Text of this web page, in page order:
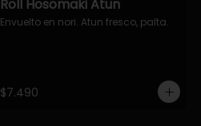
Roll Hosomaki Atun
Envuelto en nori. Atun fresco, palta.
$7.490